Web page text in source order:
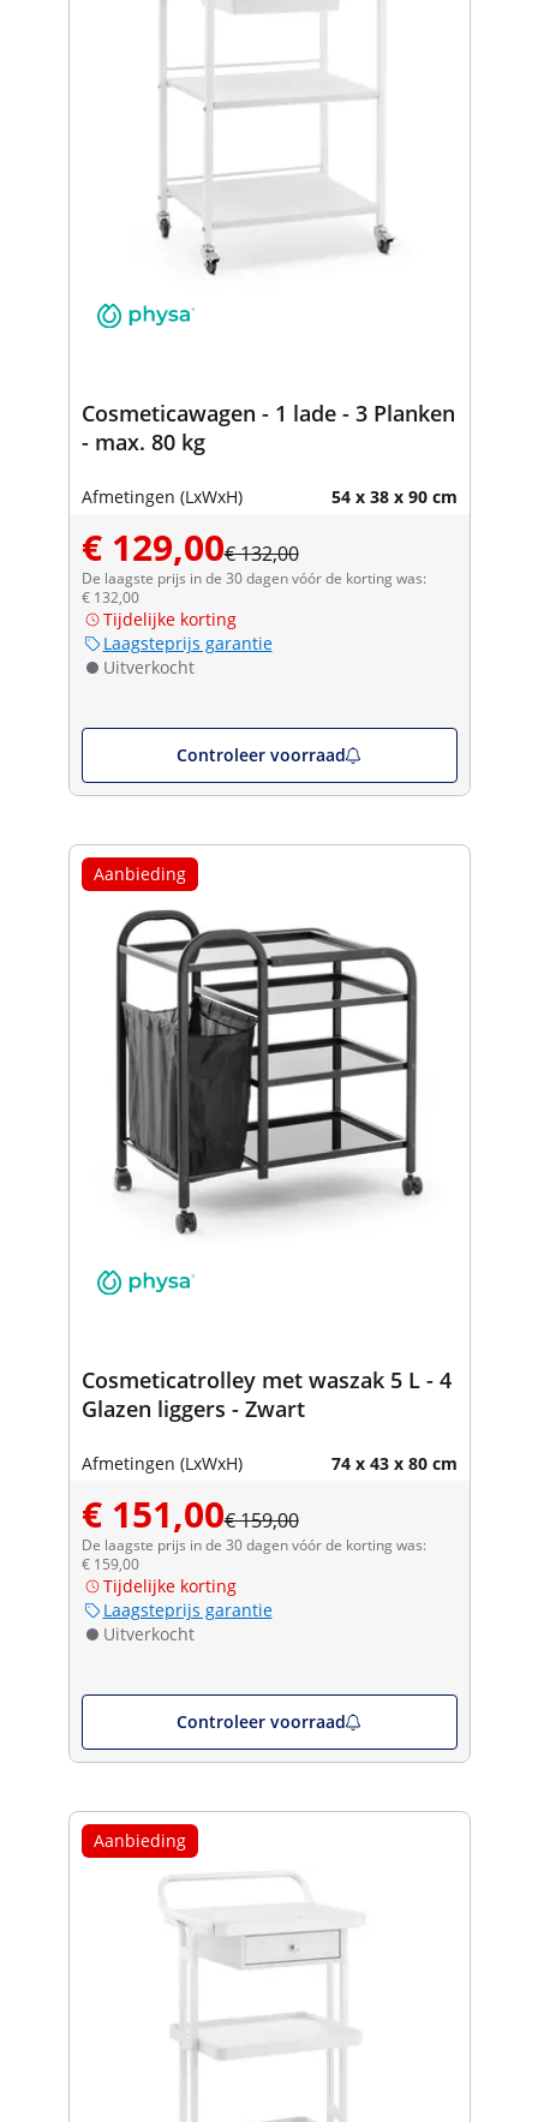
Cosmeticawagen - 1 lade - 3 Planken
- max. 80 kg
Afmetingen (LxWxH) 54 x 38 x 90 cm
€ 129,00€ 132,00
De laagste prijs in de 30 dagen vóór de korting was:
€ 132,00
Tijdelijke korting
Laagsteprijs garantie
Uitverkocht
Controleer voorraad
Aanbieding
Cosmeticatrolley met waszak 5 L - 4
Glazen liggers - Zwart
Afmetingen (LxWxH) 74 x 43 x 80 cm
€ 151,00€ 159,00
De laagste prijs in de 30 dagen vóór de korting was:
€ 159,00
Tijdelijke korting
Laagsteprijs garantie
Uitverkocht
Controleer voorraad
Aanbieding